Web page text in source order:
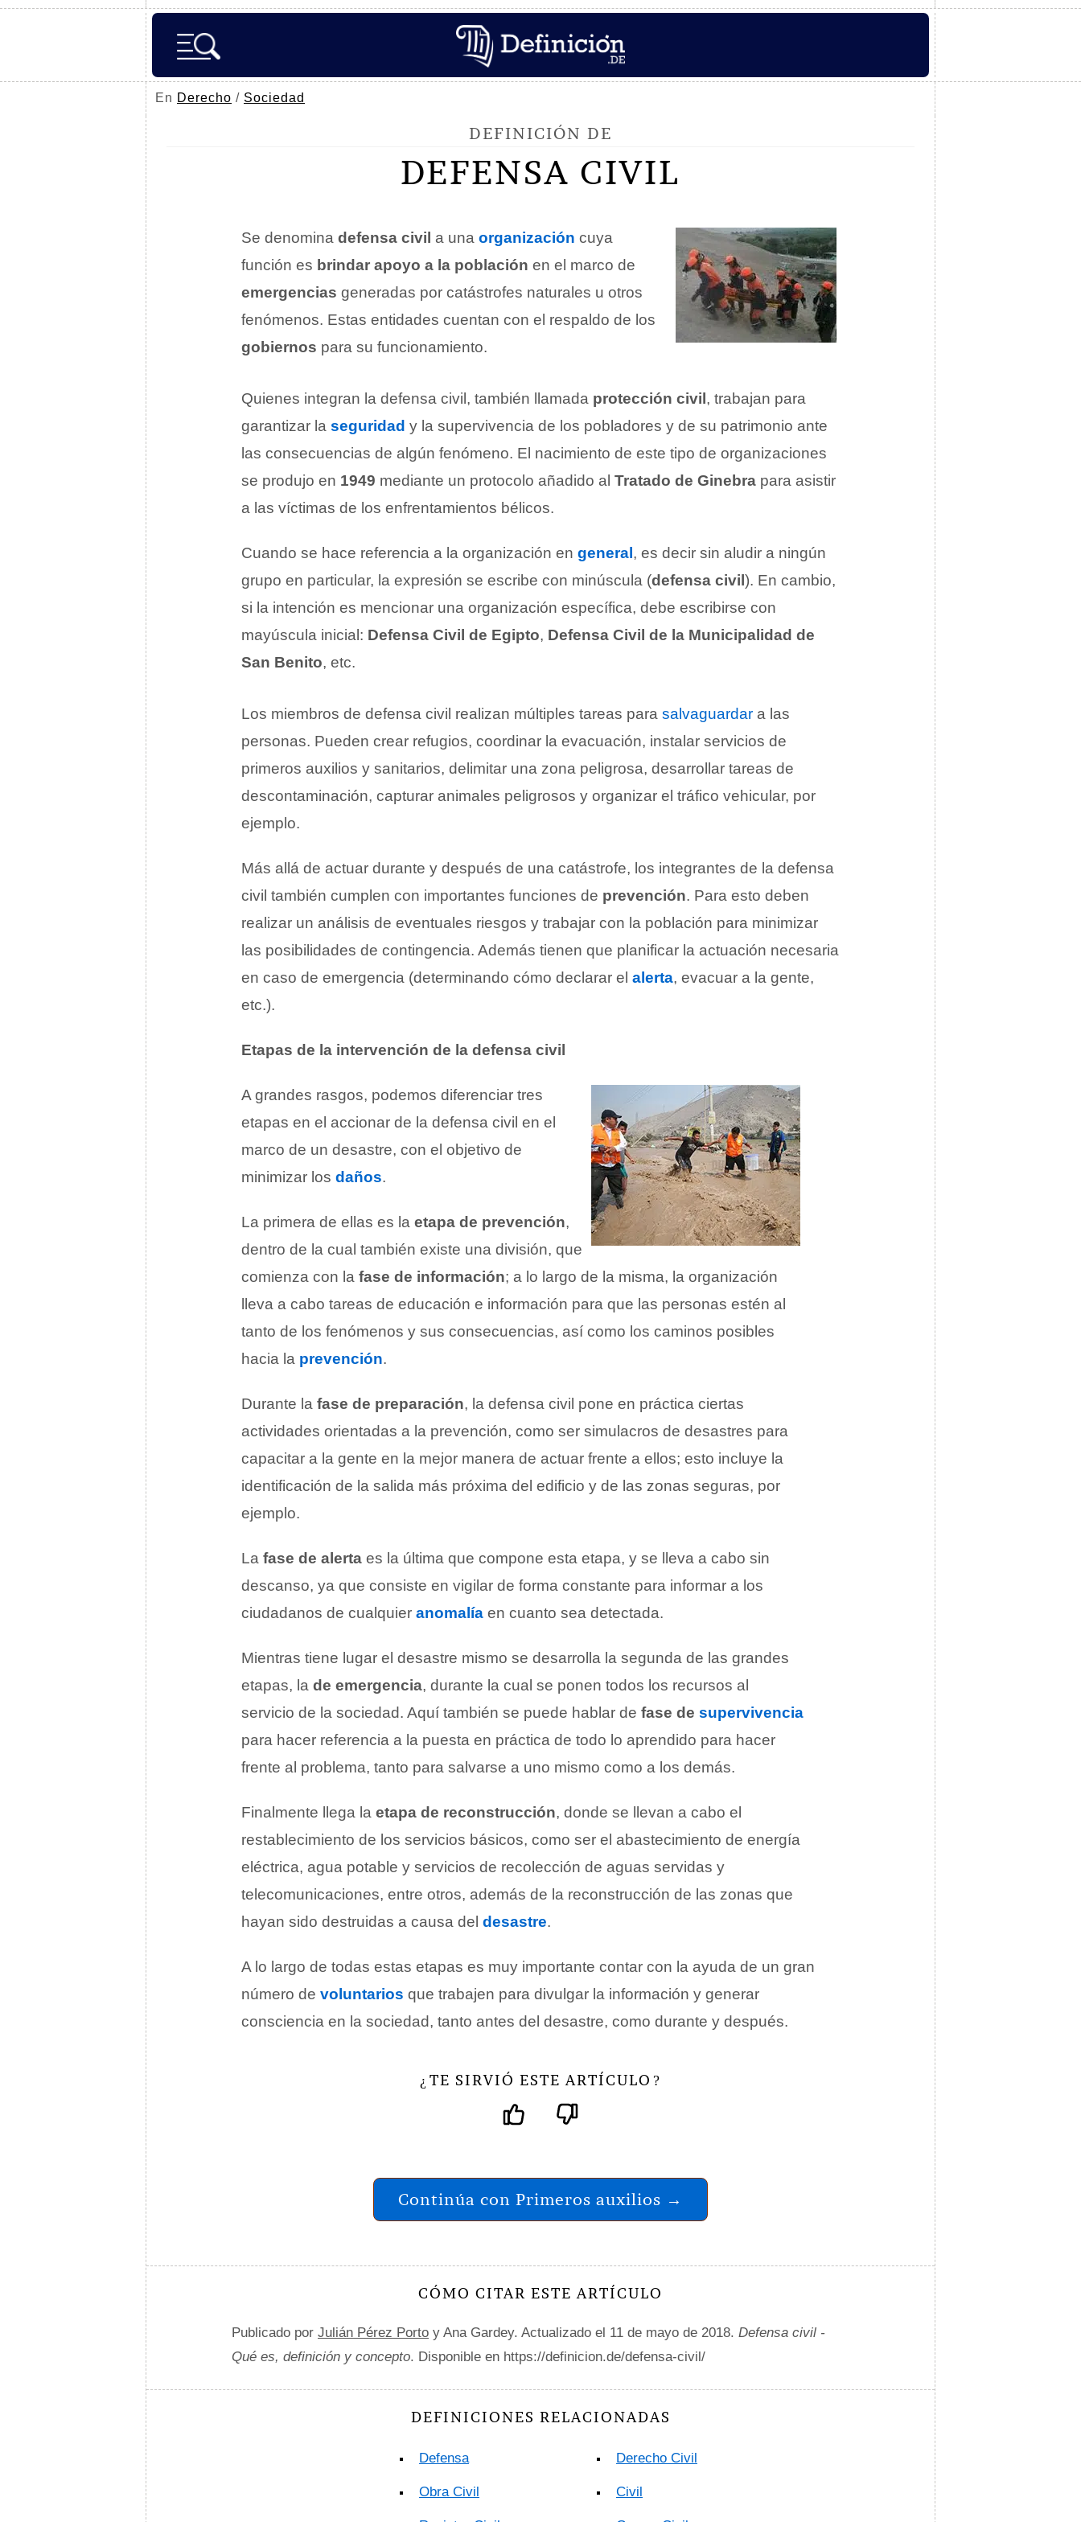
En Derecho / Sociedad
DEFINICIÓN DE
DEFENSA CIVIL
Se denomina defensa civil a una organización cuya
función es brindar apoyo a la población en el marco de
emergencias generadas por catástrofes naturales u otros
fenómenos. Estas entidades cuentan con el respaldo de los
gobiernos para su funcionamiento.
Quienes integran la defensa civil, también llamada protección civil , trabajan para
garantizar la seguridad y la supervivencia de los pobladores y de su patrimonio ante
las consecuencias de algún fenómeno. El nacimiento de este tipo de organizaciones
se produjo en 1949 mediante un protocolo añadido al Tratado de Ginebra para asistir
a las víctimas de los enfrentamientos bélicos.
Cuando se hace referencia a la organización en general , es decir sin aludir a ningún
grupo en particular, la expresión se escribe con minúscula (defensa civil ). En cambio,
si la intención es mencionar una organización específica, debe escribirse con
mayúscula inicial: Defensa Civil de Egipto, Defensa Civil de la Municipalidad de
San Benito, etc.
Los miembros de defensa civil realizan múltiples tareas para salvaguardar a las
personas. Pueden crear refugios, coordinar la evacuación, instalar servicios de
primeros auxilios y sanitarios, delimitar una zona peligrosa, desarrollar tareas de
descontaminación, capturar animales peligrosos y organizar el tráfico vehicular, por
ejemplo.
Más allá de actuar durante y después de una catástrofe, los integrantes de la defensa
civil también cumplen con importantes funciones de prevención. Para esto deben
realizar un análisis de eventuales riesgos y trabajar con la población para minimizar
las posibilidades de contingencia. Además tienen que planificar la actuación necesaria
en caso de emergencia (determinando cómo declarar el alerta, evacuar a la gente,
etc.).
Etapas de la intervención de la defensa civil
A grandes rasgos, podemos diferenciar tres
etapas en el accionar de la defensa civil en el
marco de un desastre, con el objetivo de
minimizar los daños.
La primera de ellas es la etapa de prevención,
dentro de la cual también existe una división, que
comienza con la fase de información; a lo largo de la misma, la organización
lleva a cabo tareas de educación e información para que las personas estén al
tanto de los fenómenos y sus consecuencias, así como los caminos posibles
hacia la prevención.
Durante la fase de preparación, la defensa civil pone en práctica ciertas
actividades orientadas a la prevención, como ser simulacros de desastres para
capacitar a la gente en la mejor manera de actuar frente a ellos; esto incluye la
identificación de la salida más próxima del edificio y de las zonas seguras, por
ejemplo.
La fase de alerta es la última que compone esta etapa, y se lleva a cabo sin
descanso, ya que consiste en vigilar de forma constante para informar a los
ciudadanos de cualquier anomalía en cuanto sea detectada.
Mientras tiene lugar el desastre mismo se desarrolla la segunda de las grandes
etapas, la de emergencia, durante la cual se ponen todos los recursos al
servicio de la sociedad. Aquí también se puede hablar de fase de supervivencia
para hacer referencia a la puesta en práctica de todo lo aprendido para hacer
frente al problema, tanto para salvarse a uno mismo como a los demás.
Finalmente llega la etapa de reconstrucción, donde se llevan a cabo el
restablecimiento de los servicios básicos, como ser el abastecimiento de energía
eléctrica, agua potable y servicios de recolección de aguas servidas y
telecomunicaciones, entre otros, además de la reconstrucción de las zonas que
hayan sido destruidas a causa del desastre.
A lo largo de todas estas etapas es muy importante contar con la ayuda de un gran
número de voluntarios que trabajen para divulgar la información y generar
consciencia en la sociedad, tanto antes del desastre, como durante y después.
¿ TE SIRVIÓ ESTE ARTÍCULO ?
Continúa con Primeros auxilios →
CÓMO CITAR ESTE ARTÍCULO
Publicado por Julián Pérez Porto y Ana Gardey. Actualizado el 11 de mayo de 2018. Defensa civil -
Qué es, definición y concepto. Disponible en https://definicion.de/defensa-civil/
DEFINICIONES RELACIONADAS
Defensa
Obra Civil
Derecho Civil
Civil